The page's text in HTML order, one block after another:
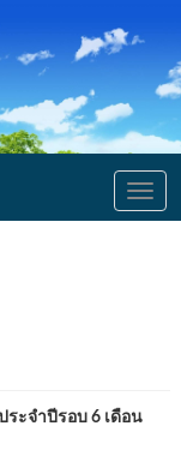
ะจำปีรอบ 6 เดือน